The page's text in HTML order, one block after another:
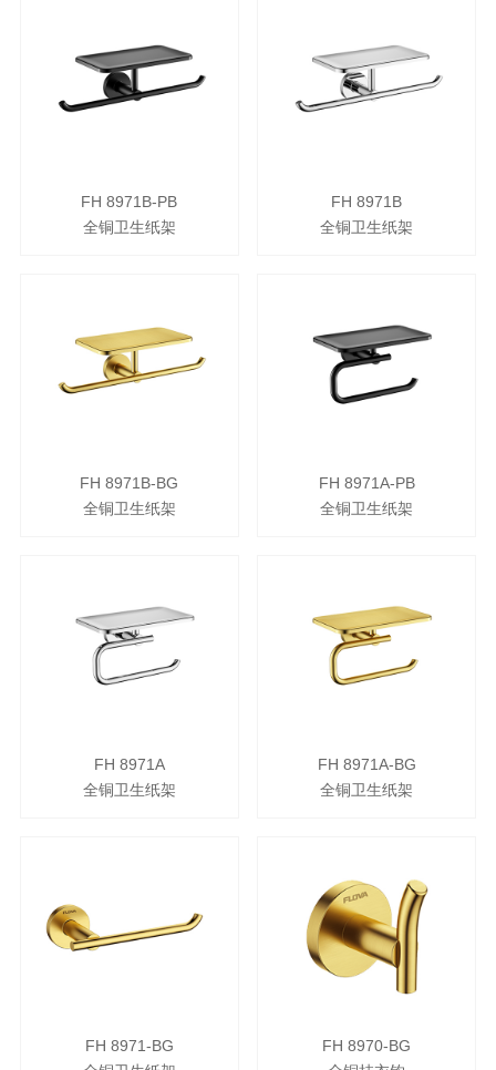
FH 8971B-PB
全铜卫生纸架
FH 8971B
全铜卫生纸架
FH 8971B-BG
全铜卫生纸架
FH 8971A-PB
全铜卫生纸架
FH 8971A
全铜卫生纸架
FH 8971A-BG
全铜卫生纸架
FH 8971-BG
FH 8970-BG